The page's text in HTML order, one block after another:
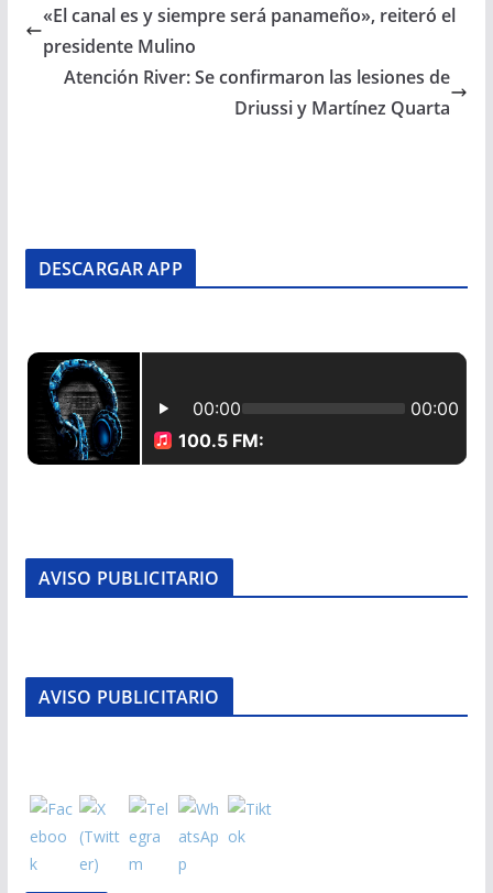
«El canal es y siempre será panameño», reiteró el
presidente Mulino
Atención River: Se confirmaron las lesiones de
Driussi y Martínez Quarta
DESCARGAR APP
AVISO PUBLICITARIO
AVISO PUBLICITARIO